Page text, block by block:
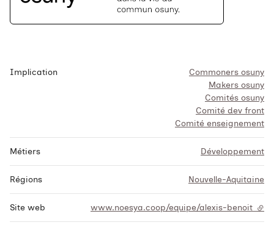
Implication
Commoners osuny
Makers osuny
Comités osuny
Comité dev front
Comité enseignement
Métiers Développement
Régions Nouvelle-Aquitaine
Site web www.noesya.coop/equipe/alexis-benoit -